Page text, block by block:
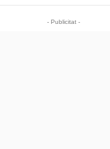
- Publicitat -